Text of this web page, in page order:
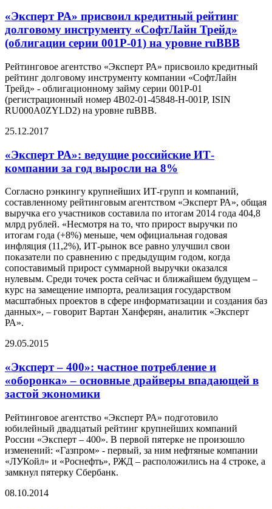
«Эксперт РА» присвоил кредитный рейтинг
долговому инструменту «СофтЛайн Трейд»
(облигации серии 001P-01) на уровне ruBBB
Рейтинговое агентство «Эксперт РА» присвоило кредитный
рейтинг долговому инструменту компании «СофтЛайн
Трейд» - облигационному займу серии 001P-01
(регистрационный номер 4B02-01-45848-H-001P, ISIN
RU000A0ZYLD2) на уровне ruBBB.
25.12.2017
«Эксперт РА»: ведущие российские ИТ-
компании за год выросли на 8%
Согласно рэнкингу крупнейших ИТ-групп и компаний,
составленному рейтинговым агентством «Эксперт РА», общая
выручка его участников составила по итогам 2014 года 404,8
млрд рублей. «Несмотря на то, что прирост выручки по
итогам года (+8%) меньше, чем официальная годовая
инфляция (11,2%), ИТ-рынок все равно улучшил свои
показатели по сравнению с предыдущим годом, когда
сопоставимый прирост суммарной выручки оказался
нулевым. Среди точек роста сейчас и ближайшем будущем –
курс на замещение импорта, реализация государством
масштабных проектов в сфере информатизации и создания баз
данных», – говорит Вартан Ханферян, аналитик «Эксперт
РА».
29.05.2015
«Эксперт – 400»: частное потребление и
«оборонка» – основные драйверы впадающей в
застой экономики
Рейтинговое агентство «Эксперт РА» подготовило
юбилейный двадцатый рейтинг крупнейших компаний
России «Эксперт – 400». В первой пятерке не произошло
изменений: «Газпром» - первый, за ним нефтяные компании
«ЛУКойл» и «Роснефть», РЖД – расположились на 4 строке, а
замкнул пятерку Сбербанк.
08.10.2014